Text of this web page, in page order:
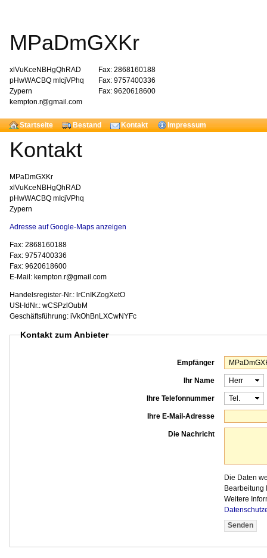
MPaDmGXKr
xlVuKceNBHgQhRAD
pHwWACBQ mIcjVPhq
Zypern
kempton.r@gmail.com
Fax: 2868160188
Fax: 9757400336
Fax: 9620618600
Startseite Bestand Kontakt Impressum
Kontakt
MPaDmGXKr
xlVuKceNBHgQhRAD
pHwWACBQ mIcjVPhq
Zypern
Adresse auf Google-Maps anzeigen
Fax: 2868160188
Fax: 9757400336
Fax: 9620618600
E-Mail: kempton.r@gmail.com
Handelsregister-Nr.: lrCnIKZogXetO
USt-IdNr.: wCSPzlOubM
Geschäftsführung: iVkOhBnLXCwNYFc
Kontakt zum Anbieter
Empfänger
Ihr Name
Ihre Telefonnummer
Ihre E-Mail-Adresse
Die Nachricht
Die Daten
Bearbeitung
Weitere